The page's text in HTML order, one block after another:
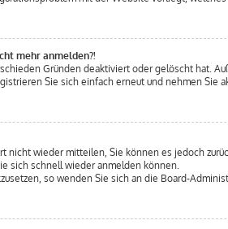
mehr anmelden?!
Gründen deaktiviert oder gelöscht hat.
Sie sich einfach erneut und nehmen Sie
nicht wieder mitteilen, Sie können es jedoch
sich schnell wieder anmelden können.
so wenden Sie sich an die Board-